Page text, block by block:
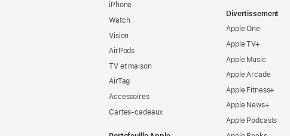
iPhone
Watch
Vision
AirPods
TV et maison
AirTag
Accessoires
Cartes-cadeaux
Divertissement
Apple One
Apple TV+
Apple Music
Apple Arcade
Apple Fitness+
Apple News+
Apple Podcasts